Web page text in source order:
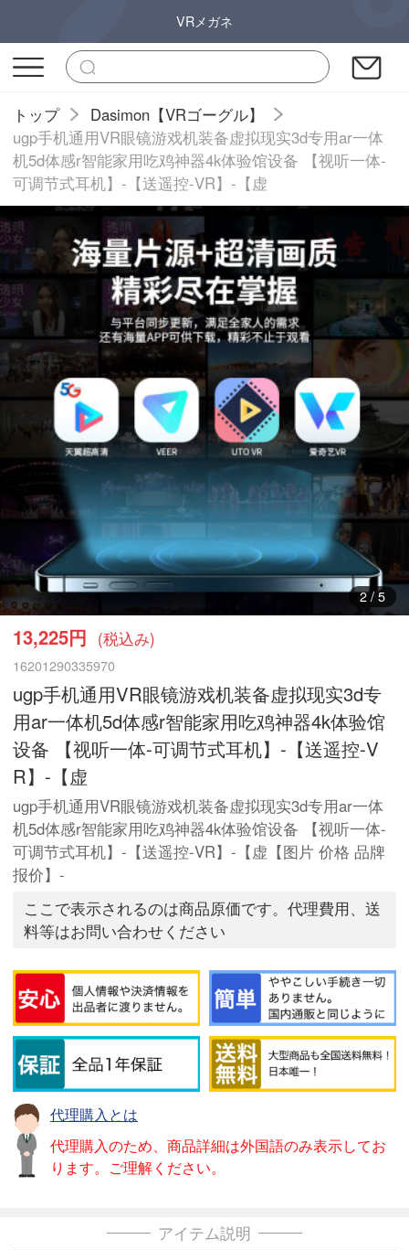
VRメガネ
トップ
Dasimon【VRゴーグル】
ugp手机通用VR眼镜游戏机装备虚拟现实3d专用ar一体
机5d体感r智能家用吃鸡神器4k体验馆设备 【视听一体-
可调节式耳机】-【送遥控-VR】-【虚
2/ 5
13,225円 (税込み)
16201290335970
ugp手机通用VR眼镜游戏机装备虚拟现实3d专
用ar一体机5d体感r智能家用吃鸡神器4k体验馆
设备 【视听一体-可调节式耳机】-【送遥控-V
R】-【虚
ugp手机通用VR眼镜游戏机装备虚拟现实3d专用ar一体
机5d体感r智能家用吃鸡神器4k体验馆设备 【视听一体-
可调节式耳机】-【送遥控-VR】-【虚【图片 价格 品牌
报价】-
ここで表示されるのは商品原価です。代理費用、送
料等はお問い合わせください
代理購入とは
代理購入のため、商品詳細は外国語のみ表示してお
ります。ご理解ください。
アイテム説明